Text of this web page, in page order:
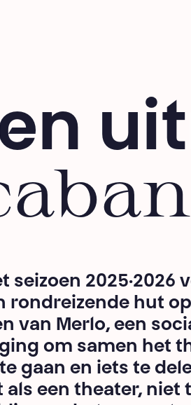
seizoen
rondreizende hut
van Merlo, een
om samen het
gaan en iets te
als een theater, niet